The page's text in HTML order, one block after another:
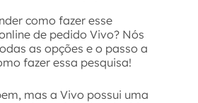
como fazer esse
de pedido Vivo? Nós
as opções e o passo a
fazer essa pesquisa!
mas a Vivo possui uma